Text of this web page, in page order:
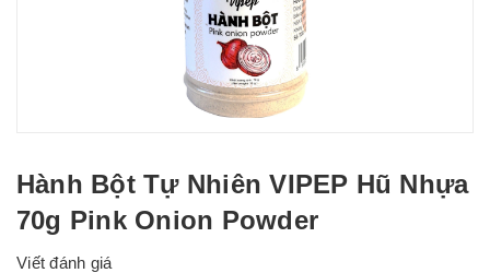
Hành Bột Tự Nhiên VIPEP Hũ Nhựa
70g Pink Onion Powder
Viết đánh giá